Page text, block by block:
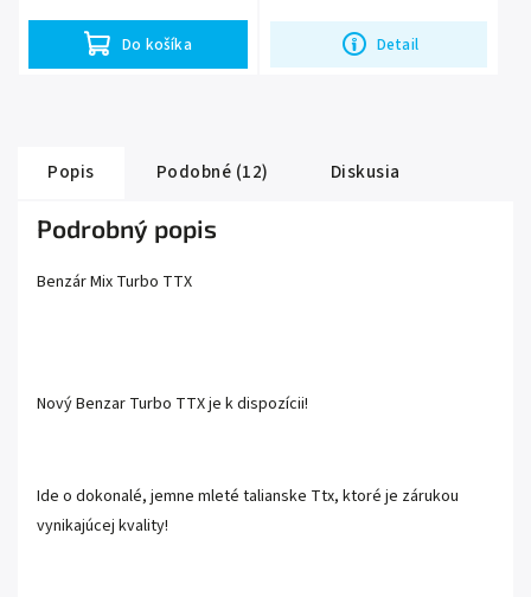
Do košíka Detail
Popis Podobné (12) Diskusia
Podrobný popis
Benzár Mix Turbo TTX
Nový Benzar Turbo TTX je k dispozícii!
Ide o dokonalé, jemne mleté ​​talianske Ttx, ktoré je zárukou
vynikajúcej kvality!